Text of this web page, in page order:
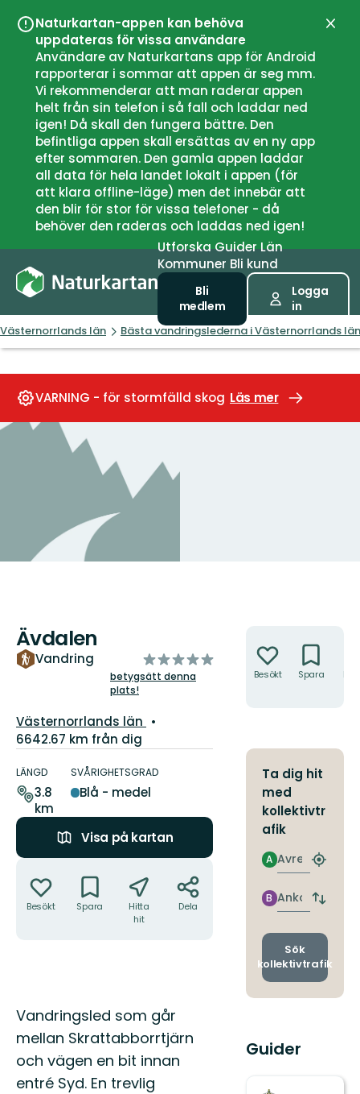
Naturkartan-appen kan behöva
uppdateras för vissa användare
Användare av Naturkartans app för Android
rapporterar i sommar att appen är seg mm.
Vi rekommenderar att man raderar appen
helt från sin telefon i så fall och laddar ned
igen! Då skall den fungera bättre. Den
befintliga appen skall ersättas av en ny app
efter sommaren. Den gamla appen laddar
all data för hela landet lokalt i appen (för
att klara offline-läge) men det innebär att
den blir för stor för vissa telefoner - då
behöver den raderas och laddas ned igen!
UtforskaGuiderLän
Kommuner Bli kund
Bli
medlem
Logga
in
Västernorrlands län Bästa vandringslederna i Västernorrlands län
VARNING - för stormfälld skog Läs mer
Ävdalen
Vandring
av
5
betygsätt denna
plats!
Län:
Västernorrlands län
6642.67 km från dig
om
leden
LÄNGD
3.8
km
SVÅRIGHETSGRAD
Blå - medel
Visa på kartan
Besökt Spara
Hitta
hit
Dela
Beskrivning
Vandringsled som går
mellan Skrattabborrtjärn
och vägen en bit innan
entré Syd. En trevlig
Besökt Spara
Ta dig hit
med
kollektivtr
afik
Avresa
A
Hitta
Ankomst
B
Byt
och
Sök
kollektivtrafik
Guider